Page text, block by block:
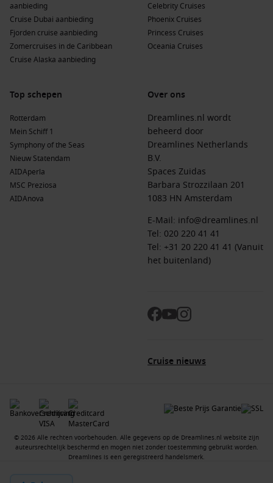
aanbieding
Cruise Dubai aanbieding
Fjorden cruise aanbieding
Zomercruises in de Caribbean
Cruise Alaska aanbieding
Celebrity Cruises
Phoenix Cruises
Princess Cruises
Oceania Cruises
Top schepen
Rotterdam
Mein Schiff 1
Symphony of the Seas
Nieuw Statendam
AIDAperla
MSC Preziosa
AIDAnova
Over ons
Dreamlines.nl wordt
beheerd door
Dreamlines Netherlands
B.V.
Spaces Zuidas
Barbara Strozzilaan 201
1083 HN Amsterdam
E-Mail: info@dreamlines.nl
Tel: 020 220 41 41
Tel: +31 20 220 41 41 (Vanuit
het buitenland)
Cruise nieuws
© 2026 Alle rechten voorbehouden. Alle gegevens op de Dreamlines.nl website zijn
auteursrechtelijk beschermd en mogen niet zonder toestemming gebruikt worden.
Dreamlines is een geregistreerd handelsmerk.